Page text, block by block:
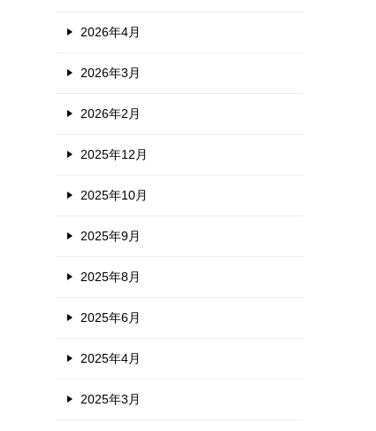
2026年4月
2026年3月
2026年2月
2025年12月
2025年10月
2025年9月
2025年8月
2025年6月
2025年4月
2025年3月